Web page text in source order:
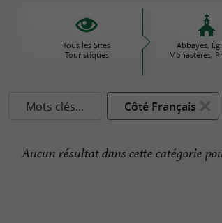
Tous les Sites
Touristiques
Abbayes,
Monastères,
Mots clés... Côté Français
Aucun résultat dans cette catégorie